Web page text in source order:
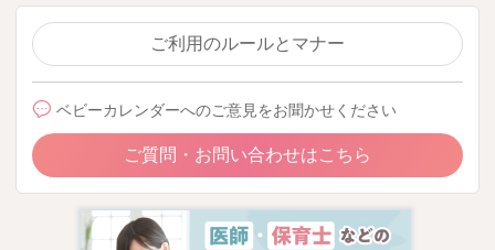
ご利用のルールとマナー
ベビーカレンダーへのご意見をお聞かせください
ご質問・お問い合わせはこちら